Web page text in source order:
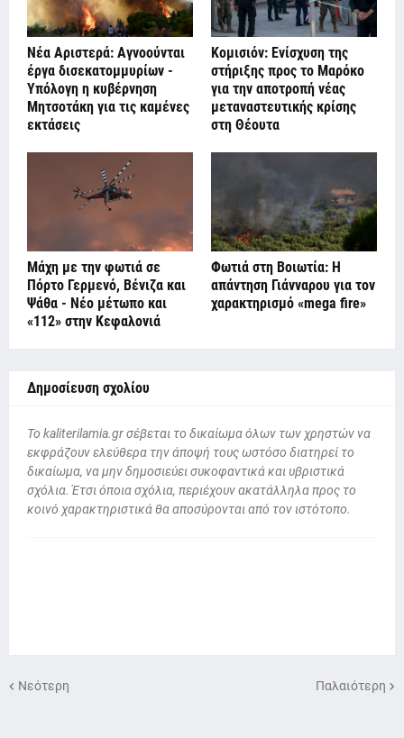
Νέα Αριστερά: Αγνοούνται
έργα δισεκατομμυρίων -
Υπόλογη η κυβέρνηση
Μητσοτάκη για τις καμένες
εκτάσεις
Κομισιόν: Ενίσχυση της
στήριξης προς το Μαρόκο
για την αποτροπή νέας
μεταναστευτικής κρίσης
στη Θέουτα
Μάχη με την φωτιά σε
Πόρτο Γερμενό, Βένιζα και
Ψάθα - Νέο μέτωπο και
«112» στην Κεφαλονιά
Φωτιά στη Βοιωτία: Η
απάντηση Γιάνναρου για τον
χαρακτηρισμό «mega fire»
Δημοσίευση σχολίου
To kaliterilamia.gr σέβεται το δικαίωμα όλων των χρηστών να
εκφράζουν ελεύθερα την άποψή τους ωστόσο διατηρεί το
δικαίωμα, να μην δημοσιεύει συκοφαντικά και υβριστικά
σχόλια. Έτσι όποια σχόλια, περιέχουν ακατάλληλα προς το
κοινό χαρακτηριστικά θα αποσύρονται από τον ιστότοπο.
Νεότερη Παλαιότερη